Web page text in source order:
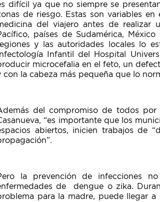
difícil ya que no siempre se
de riesgo. Estas son variables
del viajero antes de realizar
países de Sudamérica,
y las autoridades locales lo
Infectología Infantil del Hospital
microcefalia en el feto, un
con la cabeza más pequeña que lo
del compromiso de todos
“es importante que los
abiertos, inicien trabajos de
la prevención de infecciones
de dengue o zika.
para la madre, puede llegar